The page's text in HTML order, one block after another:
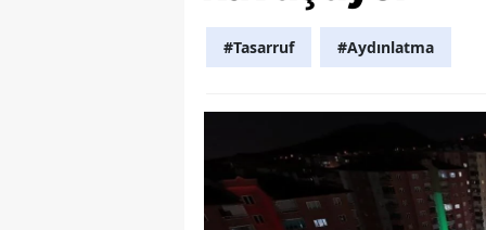
#Tasarruf #Aydınlatma